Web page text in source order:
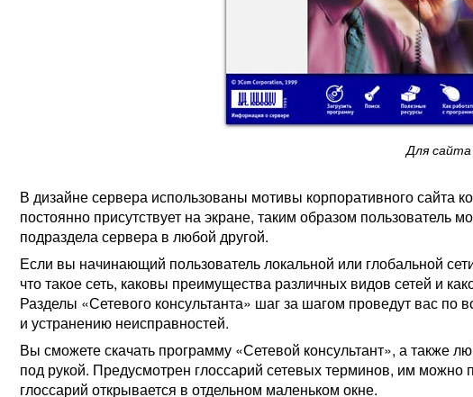
Для
В дизайне сервера использованы мотивы корпоративного сайта
постоянно присутствует на экране, таким образом пользователь
подраздела сервера в любой другой.
Если вы начинающий пользователь локальной или глобальной
что такое сеть, каковы преимущества различных видов сетей и
Разделы «Сетевого консультанта» шаг за шагом проведут вас по
и устранению неисправностей.
Вы сможете скачать программу «Сетевой консультант», а также
под рукой. Предусмотрен глоссарий сетевых терминов, им
глоссарий открывается в отдельном маленьком окне.